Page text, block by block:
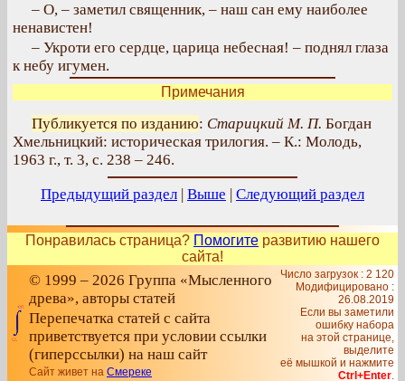
– О, – заметил священник, – наш сан ему наиболее
ненавистен!
– Укроти его сердце, царица небесная! – поднял глаза
к небу игумен.
Примечания
Публикуется по изданию: Старицкий М. П. Богдан
Хмельницкий: историческая трилогия. – К.: Молодь,
1963 г., т. 3, с. 238 – 246.
Предыдущий раздел | Выше | Следующий раздел
Понравилась страница? Помогите развитию нашего
сайта!
© 1999 – 2026 Группа «Мысленного
древа», авторы статей
Перепечатка статей с сайта
приветствуется при условии ссылки
(гиперссылки) на наш сайт
Сайт живет на Смереке
Число загрузок : 2 120
Модифицировано :
26.08.2019
Если вы заметили
ошибку набора
на этой странице,
выделите
её мышкой и нажмите
Ctrl+Enter.